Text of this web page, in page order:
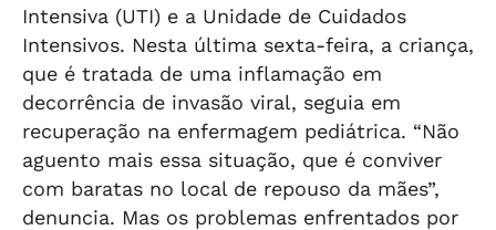
Intensiva (UTI) e a Unidade de Cuidados
Intensivos. Nesta última sexta-feira, a criança,
que é tratada de uma inflamação em
decorrência de invasão viral, seguia em
recuperação na enfermagem pediátrica. “Não
aguento mais essa situação, que é conviver
com baratas no local de repouso da mães”,
denuncia. Mas os problemas enfrentados por